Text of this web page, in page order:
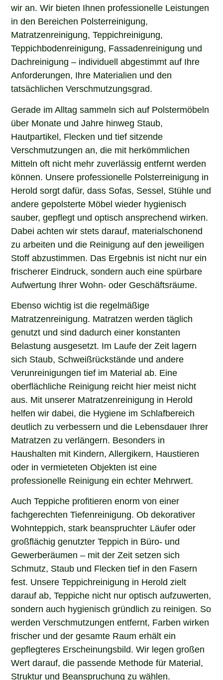
wir an. Wir bieten Ihnen professionelle Leistungen
in den Bereichen Polsterreinigung,
Matratzenreinigung, Teppichreinigung,
Teppichbodenreinigung, Fassadenreinigung und
Dachreinigung – individuell abgestimmt auf Ihre
Anforderungen, Ihre Materialien und den
tatsächlichen Verschmutzungsgrad.
Gerade im Alltag sammeln sich auf Polstermöbeln
über Monate und Jahre hinweg Staub,
Hautpartikel, Flecken und tief sitzende
Verschmutzungen an, die mit herkömmlichen
Mitteln oft nicht mehr zuverlässig entfernt werden
können. Unsere professionelle Polsterreinigung in
Herold sorgt dafür, dass Sofas, Sessel, Stühle und
andere gepolsterte Möbel wieder hygienisch
sauber, gepflegt und optisch ansprechend wirken.
Dabei achten wir stets darauf, materialschonend
zu arbeiten und die Reinigung auf den jeweiligen
Stoff abzustimmen. Das Ergebnis ist nicht nur ein
frischerer Eindruck, sondern auch eine spürbare
Aufwertung Ihrer Wohn- oder Geschäftsräume.
Ebenso wichtig ist die regelmäßige
Matratzenreinigung. Matratzen werden täglich
genutzt und sind dadurch einer konstanten
Belastung ausgesetzt. Im Laufe der Zeit lagern
sich Staub, Schweißrückstände und andere
Verunreinigungen tief im Material ab. Eine
oberflächliche Reinigung reicht hier meist nicht
aus. Mit unserer Matratzenreinigung in Herold
helfen wir dabei, die Hygiene im Schlafbereich
deutlich zu verbessern und die Lebensdauer Ihrer
Matratzen zu verlängern. Besonders in
Haushalten mit Kindern, Allergikern, Haustieren
oder in vermieteten Objekten ist eine
professionelle Reinigung ein echter Mehrwert.
Auch Teppiche profitieren enorm von einer
fachgerechten Tiefenreinigung. Ob dekorativer
Wohnteppich, stark beanspruchter Läufer oder
großflächig genutzter Teppich in Büro- und
Gewerberäumen – mit der Zeit setzen sich
Schmutz, Staub und Flecken tief in den Fasern
fest. Unsere Teppichreinigung in Herold zielt
darauf ab, Teppiche nicht nur optisch aufzuwerten,
sondern auch hygienisch gründlich zu reinigen. So
werden Verschmutzungen entfernt, Farben wirken
frischer und der gesamte Raum erhält ein
gepflegteres Erscheinungsbild. Wir legen großen
Wert darauf, die passende Methode für Material,
Struktur und Beanspruchung zu wählen.